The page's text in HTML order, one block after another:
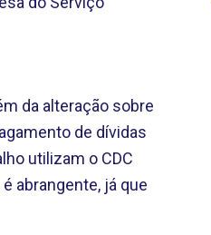
da alteração sobre
de dívidas
utilizam o CDC
abrangente, já que